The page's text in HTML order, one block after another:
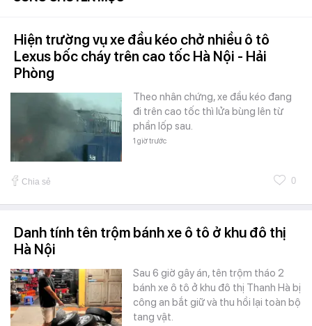
Hiện trường vụ xe đầu kéo chở nhiều ô tô
Lexus bốc cháy trên cao tốc Hà Nội - Hải
Phòng
Theo nhân chứng, xe đầu kéo đang
đi trên cao tốc thì lửa bùng lên từ
phần lốp sau.
1 giờ trước
Chia sẻ 0
Danh tính tên trộm bánh xe ô tô ở khu đô thị
Hà Nội
Sau 6 giờ gây án, tên trộm tháo 2
bánh xe ô tô ở khu đô thị Thanh Hà bị
công an bắt giữ và thu hồi lại toàn bộ
tang vật.